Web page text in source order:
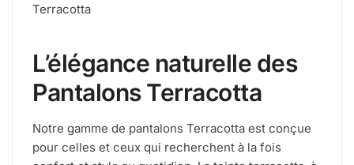
Terracotta
L’élégance naturelle des
Pantalons Terracotta
Notre gamme de pantalons Terracotta est conçue
pour celles et ceux qui recherchent à la fois